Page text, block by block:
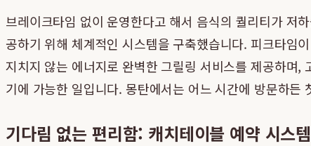
브레이크타임 없이 운영한다고 해서 음식의 퀄리티가 저
공하기 위해 체계적인 시스템을 구축했습니다. 피크타임
지치지 않는 에너지로 완벽한 그릴링 서비스를 제공하며
기에 가능한 일입니다. 몽탄에서는 어느 시간에 방문하든
기다림 없는 편리함: 캐치테이블 예약 시스